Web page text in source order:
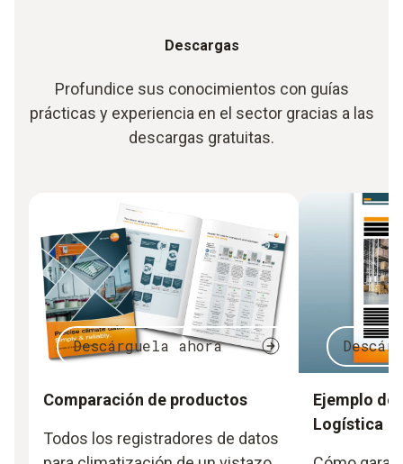
Descargas
Profundice sus conocimientos con guías
prácticas y experiencia en el sector gracias a las
descargas gratuitas.
Descárguela ahora
Comparación de productos
Todos los registradores de datos
Ejemplo de
Logística